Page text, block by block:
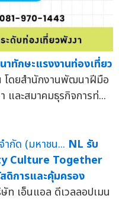
ทักษะแรงงานท่องเที่ยว
ดยสำนักงานพัฒนาฝีมือ
ละสมาคมธุรกิจการท่...
NL รับ
Culture Together
การและคุ้มครอง
เอ็นแอล ดีเวลลอปเมน